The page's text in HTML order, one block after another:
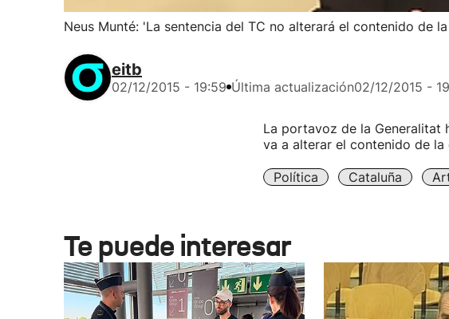
Neus Munté: 'La sentencia del TC no alterará el contenido de
eitb
02/12/2015 - 19:59 Última actualización02/12/2015 -
La portavoz de la Generalitat
va a alterar el contenido de la
Política Cataluña
Te puede interesar